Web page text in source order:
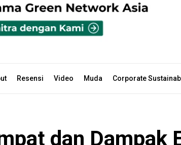
Resensi Video Muda Corporate
dan Dampak